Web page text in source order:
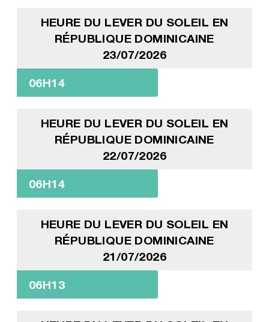
HEURE DU LEVER DU SOLEIL EN
RÉPUBLIQUE DOMINICAINE
23/07/2026
06H14
HEURE DU LEVER DU SOLEIL EN
RÉPUBLIQUE DOMINICAINE
22/07/2026
06H14
HEURE DU LEVER DU SOLEIL EN
RÉPUBLIQUE DOMINICAINE
21/07/2026
06H13